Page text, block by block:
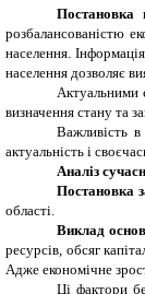
Постановка
розбалансованістю
населення.
населення дозволяє
Актуальними
визначення стану та
Важливість
актуальність і
Аналіз
Постановка
області.
Виклад
ресурсів, обсяг
Адже економічне
Ці фактори